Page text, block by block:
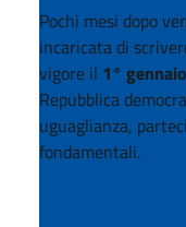
Pochi mesi dopo
incaricata di
vigore il 1°
Repubblica
uguaglianza,
fondamentali.